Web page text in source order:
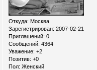
Откуда: Москва
Зарегистрирован: 2007-02-21
Приглашений: 0
Сообщений: 4364
Уважение: +2
Позитив: +0
Пол: Женский